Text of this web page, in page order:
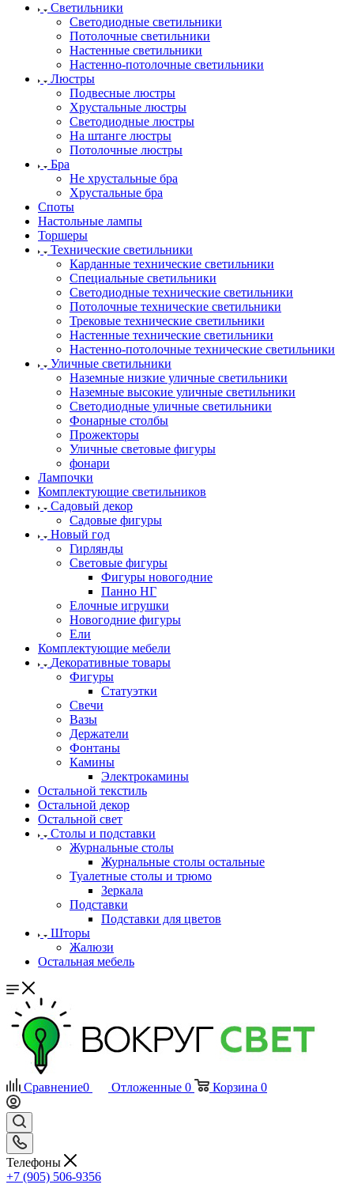
Светильники
Светодиодные светильники
Потолочные светильники
Настенные светильники
Настенно-потолочные светильники
Люстры
Подвесные люстры
Хрустальные люстры
Светодиодные люстры
На штанге люстры
Потолочные люстры
Бра
Не хрустальные бра
Хрустальные бра
Споты
Настольные лампы
Торшеры
Технические светильники
Карданные технические светильники
Специальные светильники
Светодиодные технические светильники
Потолочные технические светильники
Трековые технические светильники
Настенные технические светильники
Настенно-потолочные технические светильники
Уличные светильники
Наземные низкие уличные светильники
Наземные высокие уличные светильники
Светодиодные уличные светильники
Фонарные столбы
Прожекторы
Уличные световые фигуры
фонари
Лампочки
Комплектующие светильников
Садовый декор
Садовые фигуры
Новый год
Гирлянды
Световые фигуры
Фигуры новогодние
Панно НГ
Елочные игрушки
Новогодние фигуры
Ели
Комплектующие мебели
Декоративные товары
Фигуры
Статуэтки
Свечи
Вазы
Держатели
Фонтаны
Камины
Электрокамины
Остальной текстиль
Остальной декор
Остальной свет
Столы и подставки
Журнальные столы
Журнальные столы остальные
Туалетные столы и трюмо
Зеркала
Подставки
Подставки для цветов
Шторы
Жалюзи
Остальная мебель
Сравнение0 Отложенные 0 Корзина 0
Телефоны
+7 (905) 506-9356